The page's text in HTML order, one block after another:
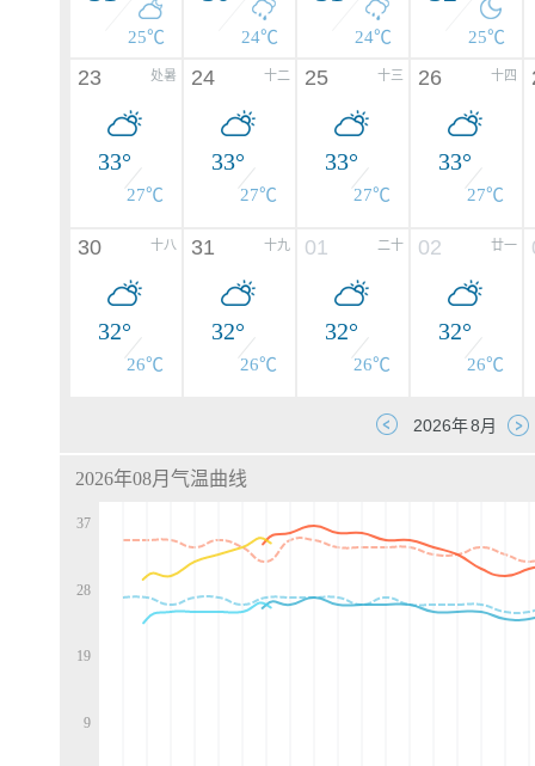
25℃ 24℃ 24℃ 25℃
处暑
23
33°
27℃
十二
24
33°
27℃
十三
25
33°
27℃
十四
26
33°
27℃
十八
30
32°
26℃
十九
31
32°
26℃
二十
01
32°
26℃
廿一
02
32°
26℃
2026年08月气温曲线
37
28
19
9